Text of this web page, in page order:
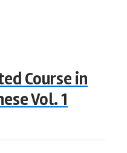
Course in
Vol. 1